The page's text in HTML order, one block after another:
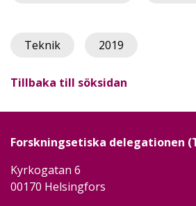
Teknik 2019
Tillbaka till söksidan
Forskningsetiska delegationen
Kyrkogatan 6
00170 Helsingfors